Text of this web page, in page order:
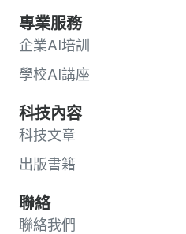
專業服務
企業AI培訓
學校AI講座
科技內容
科技文章
出版書籍
聯絡
聯絡我們